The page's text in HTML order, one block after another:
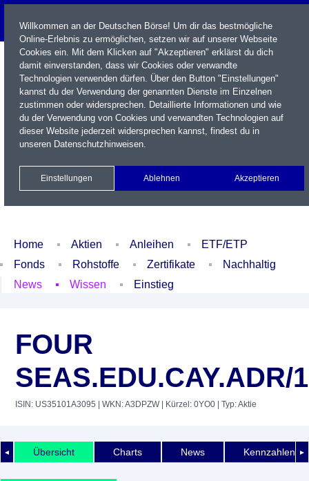
Name / WKN / ISIN / Kürzel
Newsletter Kontakt
Xetra Realtime
Watchlist Portfolio Login
Home Aktien Anleihen
ETF/ETP
Fonds
Rohstoffe Zertifikate
Nachhaltig
News
Wissen Einstieg
FOUR
SEAS.EDU.CAY.ADR/
ISIN: US35101A3095 | WKN: A3DPZW| Kürzel: 0YO0 | Typ: Aktie
◄ ►
Übersicht Charts News Kennzahlen
Willkommen an der Deutschen Börse! Um dir das bestmögliche
Online-Erlebnis zu ermöglichen, setzen wir auf unserer Webseite
Cookies ein. Mit dem Klicken auf "Akzeptieren" erklärst du dich
damit einverstanden, dass wir Cookies oder verwandte
Technologien verwenden dürfen. Über den Button "Einstellungen"
kannst du der Verwendung der genannten Dienste im Einzelnen
zustimmen oder widersprechen. Detaillierte Informationen und wie
du der Verwendung von Cookies und verwandten Technologien auf
dieser Website jederzeit widersprechen kannst, findest du in
unseren Datenschutzhinweisen.
Einstellungen Ablehnen Akzeptieren